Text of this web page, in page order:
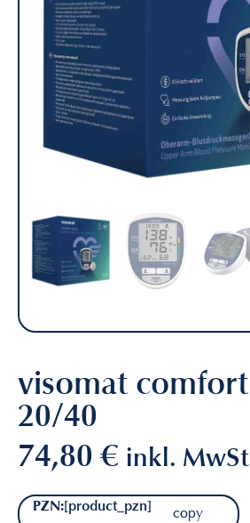
Medizinprodukte
visomat comfort
20/40
74,80€ inkl. MwSt
PZN: [product_pzn] copy